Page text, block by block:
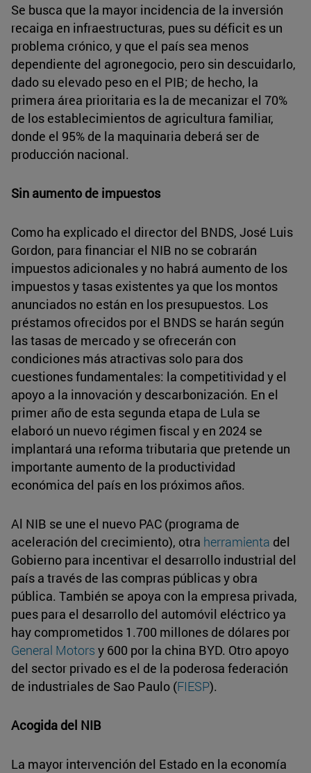
Se busca que la mayor incidencia de la inversión
recaiga en infraestructuras, pues su déficit es un
problema crónico, y que el país sea menos
dependiente del agronegocio, pero sin descuidarlo,
dado su elevado peso en el PIB; de hecho, la
primera área prioritaria es la de mecanizar el 70%
de los establecimientos de agricultura familiar,
donde el 95% de la maquinaria deberá ser de
producción nacional.
Sin aumento de impuestos
Como ha explicado el director del BNDS, José Luis
Gordon, para financiar el NIB no se cobrarán
impuestos adicionales y no habrá aumento de los
impuestos y tasas existentes ya que los montos
anunciados no están en los presupuestos. Los
préstamos ofrecidos por el BNDS se harán según
las tasas de mercado y se ofrecerán con
condiciones más atractivas solo para dos
cuestiones fundamentales: la competitividad y el
apoyo a la innovación y descarbonización. En el
primer año de esta segunda etapa de Lula se
elaboró un nuevo régimen fiscal y en 2024 se
implantará una reforma tributaria que pretende un
importante aumento de la productividad
económica del país en los próximos años.
Al NIB se une el nuevo PAC (programa de
aceleración del crecimiento), otra herramienta del
Gobierno para incentivar el desarrollo industrial del
país a través de las compras públicas y obra
pública. También se apoya con la empresa privada,
pues para el desarrollo del automóvil eléctrico ya
hay comprometidos 1.700 millones de dólares por
General Motors y 600 por la china BYD. Otro apoyo
del sector privado es el de la poderosa federación
de industriales de Sao Paulo (FIESP).
Acogida del NIB
La mayor intervención del Estado en la economía